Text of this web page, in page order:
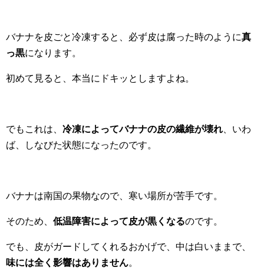
バナナを皮ごと冷凍すると、必ず皮は腐った時のように真
っ黒になります。
初めて見ると、本当にドキッとしますよね。
でもこれは、 冷凍によってバナナの皮の繊維が壊れ 、いわ
ば、しなびた状態になったのです。
バナナは南国の果物なので、寒い場所が苦手です。
そのため、 低温障害によって皮が黒くなるのです。
でも、皮がガードしてくれるおかげで、中は白いままで、
味には全く影響はありません。